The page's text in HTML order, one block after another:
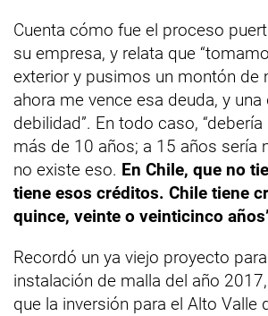
Cuenta cómo fue el proceso
su empresa, y relata que
exterior y pusimos un montón de
ahora me vence esa deuda, y una
debilidad”. En todo caso,
más de 10 años; a 15 años sería
no existe eso. En Chile, que no
tiene esos créditos. Chile tiene
quince, veinte o veinticinco
Recordó un ya viejo proyecto
instalación de malla del año
que la inversión para el Alto Valle